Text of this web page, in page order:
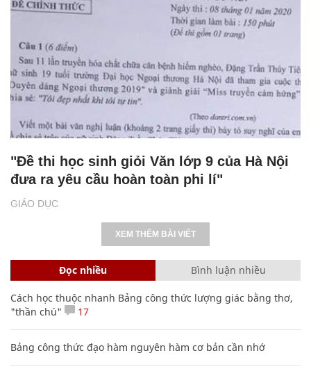
GIÁO DỤC
"Đề thi học sinh giỏi Văn lớp 9 của Hà Nội
đưa ra yêu cầu hoàn toàn phi lí"
XEM THÊM BÀI VIẾT
Đọc nhiều Bình luận nhiều
Cách học thuộc nhanh Bảng công thức lượng giác bằng thơ,
"thần chú"
17
Bảng công thức đạo hàm nguyên hàm cơ bản cần nhớ